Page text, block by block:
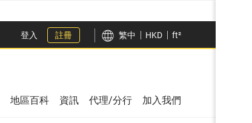
登入 註冊 繁中 HKD ft²
地區百科 資訊 代理/分行 加入我們